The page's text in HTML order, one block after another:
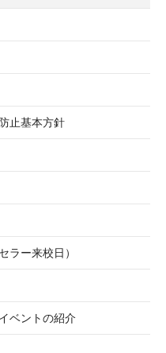
止基本方針
ラー来校日）
ベントの紹介